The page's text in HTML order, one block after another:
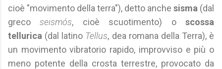
cioè "movimento della terra"), detto anche sisma (dal
grecoseismós, cioè scuotimento) oscossa
tellurica (dal latino Tellus, dea romana della Terra), è
un movimento vibratorio rapido, improvviso e più o
meno potente della crosta terrestre, provocato da